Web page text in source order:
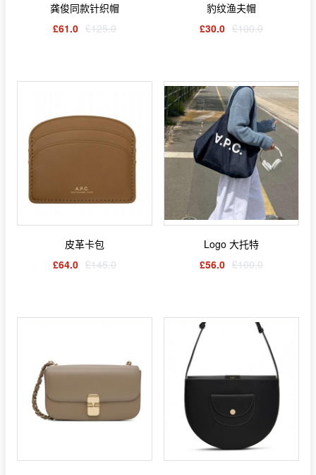
龚俊同款针织帽
£61.0 £125.0
豹纹渔夫帽
£30.0 £100.0
皮革卡包
£64.0 £145.0
Logo 大托特
£56.0 £100.0